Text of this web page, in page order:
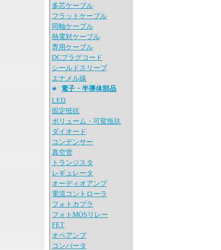
多芯ケーブル
フラットケーブル
同軸ケーブル
熱電対ケーブル
専用ケーブル
DCプラグコード
シールドスリーブ
エナメル線
電子・半導体部品
LED
固定抵抗
ボリューム・可変抵抗
ダイオード
コンデンサー
真空管
トランジスタ
レギュレータ
オーディオアンプ
電流コントローラ
フォトカプラ
フォトMOSリレー
FET
オペアンプ
コンバータ